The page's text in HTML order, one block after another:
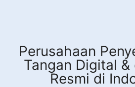
Perusahaan
Tangan Digital
Resmi di